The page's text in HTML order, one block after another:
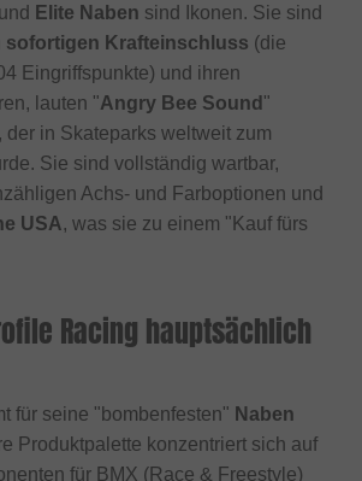
und Elite Naben sind Ikonen. Sie sind
sofortigen Krafteinschluss (die
Eingriffspunkte) und ihren
lauten "Angry Bee Sound "
der in Skateparks weltweit zum
Sie sind vollständig wartbar,
Achs- und Farboptionen und
USA, was sie zu einem "Kauf fürs
Racing hauptsächlich
für seine "bombenfesten" Naben
Produktpalette konzentriert sich auf
für BMX (Race & Freestyle)